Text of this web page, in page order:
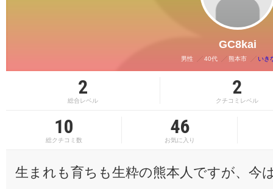
GC8kai
男性 40代 熊本市 いき
2
総合レベル
2
クチコミレベル
10
総クチコミ数
46
お気に入り
生まれも育ちも生粋の熊本人ですが、今